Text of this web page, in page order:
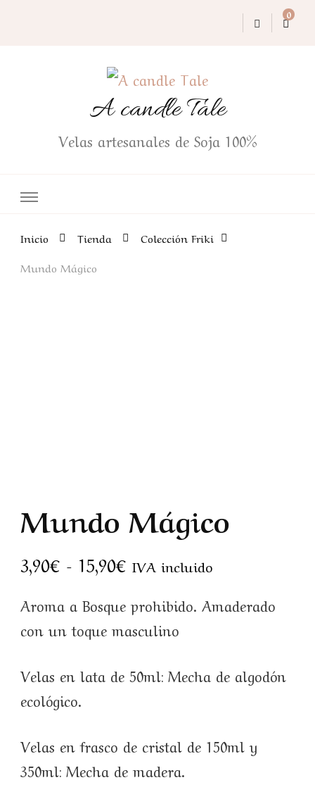
0
A candle Tale
Velas artesanales de Soja 100%
Inicio Tienda
Colección Friki
Mundo Mágico
Mundo Mágico
3,90€ - 15,90€ IVA incluido
Aroma a Bosque prohibido. Amaderado
con un toque masculino
Velas en lata de 50ml: Mecha de algodón
ecológico.
Velas en frasco de cristal de 150ml y
350ml: Mecha de madera.